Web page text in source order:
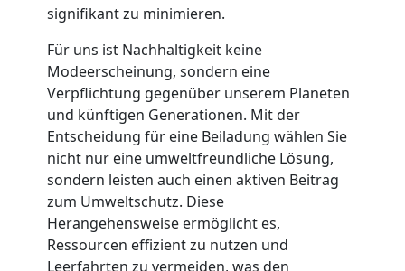
signifikant zu minimieren.
Für uns ist Nachhaltigkeit keine
Modeerscheinung, sondern eine
Verpflichtung gegenüber unserem Planeten
und künftigen Generationen. Mit der
Entscheidung für eine Beiladung wählen Sie
nicht nur eine umweltfreundliche Lösung,
sondern leisten auch einen aktiven Beitrag
zum Umweltschutz. Diese
Herangehensweise ermöglicht es,
Ressourcen effizient zu nutzen und
Leerfahrten zu vermeiden, was den
Leonding
Klaviertransport
Leonding
Privatumzug
Leonding